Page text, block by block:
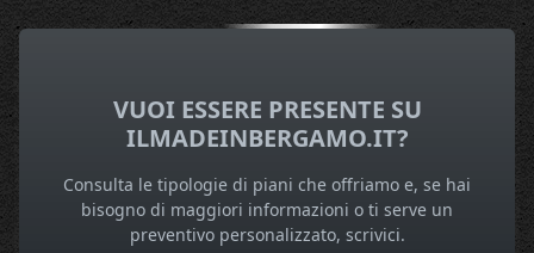
VUOI ESSERE PRESENTE SU
ILMADEINBERGAMO.IT?
Consulta le tipologie di piani che offriamo e, se hai
bisogno di maggiori informazioni o ti serve un
preventivo personalizzato, scrivici.